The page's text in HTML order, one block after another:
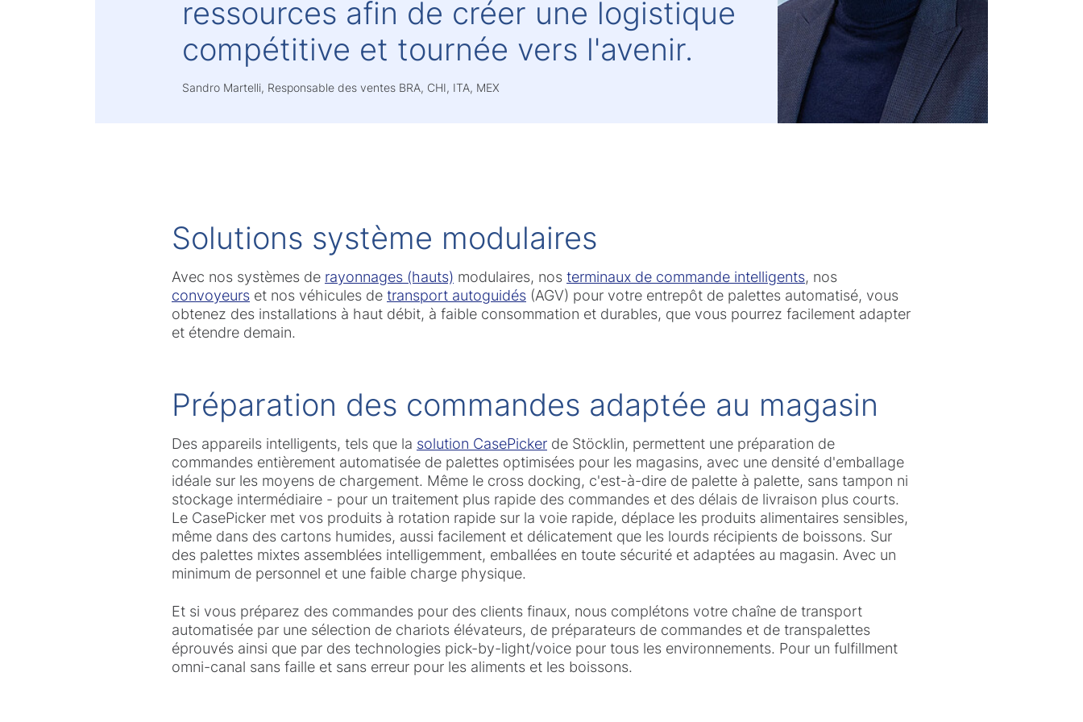
ressources afin de créer une logistique
compétitive et tournée vers l'avenir.
Sandro Martelli, Responsable des ventes BRA, CHI, ITA, MEX
Solutions système modulaires
Avec nos systèmes de rayonnages (hauts) modulaires, nos terminaux de commande intelligents, nos
convoyeurs et nos véhicules de transport autoguidés (AGV) pour votre entrepôt de palettes automatisé, vous
obtenez des installations à haut débit, à faible consommation et durables, que vous pourrez facilement adapter
et étendre demain.
Préparation des commandes adaptée au magasin
Des appareils intelligents, tels que la solution CasePicker de Stöcklin, permettent une préparation de
commandes entièrement automatisée de palettes optimisées pour les magasins, avec une densité d'emballage
idéale sur les moyens de chargement. Même le cross docking, c'est-à-dire de palette à palette, sans tampon ni
stockage intermédiaire - pour un traitement plus rapide des commandes et des délais de livraison plus courts.
Le CasePicker met vos produits à rotation rapide sur la voie rapide, déplace les produits alimentaires sensibles,
même dans des cartons humides, aussi facilement et délicatement que les lourds récipients de boissons. Sur
des palettes mixtes assemblées intelligemment, emballées en toute sécurité et adaptées au magasin. Avec un
minimum de personnel et une faible charge physique.
Et si vous préparez des commandes pour des clients finaux, nous complétons votre chaîne de transport
automatisée par une sélection de chariots élévateurs, de préparateurs de commandes et de transpalettes
éprouvés ainsi que par des technologies pick-by-light/voice pour tous les environnements. Pour un fulfillment
omni-canal sans faille et sans erreur pour les aliments et les boissons.